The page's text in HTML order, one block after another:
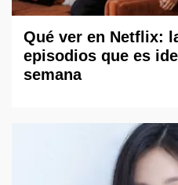
Qué ver en Netflix:
episodios que es
semana